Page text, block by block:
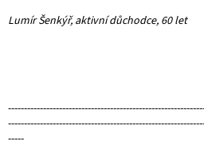
Lumír Šenkýř, aktivní důchodce, 60 let
-----